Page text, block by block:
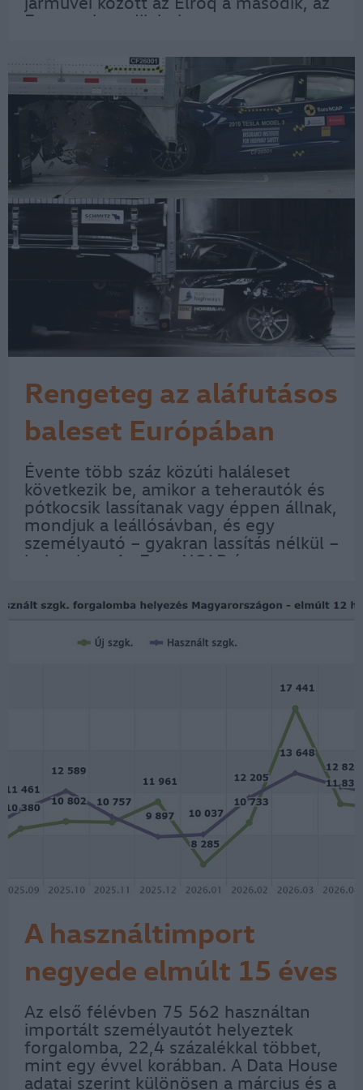
Enyaq a hetedik helyet szerezte meg.
mindkét modelljét felfrissíti; a
megújult változatok…
Rengeteg az aláfutásos
baleset Európában
Évente több száz közúti haláleset
következik be, amikor a teherautók és
pótkocsik lassítanak vagy éppen állnak,
mondjuk a leállósávban, és egy
személyautó – gyakran lassítás nélkül –
belerohan. Az Euro NCAP és az
– a német ADAC, a svéd Közlekedési
Hatóság…
A használtimport
negyede elmúlt 15 éves
Az első félévben 75 562 használtan
importált személyautót helyeztek
forgalomba, 22,4 százalékkal többet,
mint egy évvel korábban. A Data House
adatai szerint különösen a március és a